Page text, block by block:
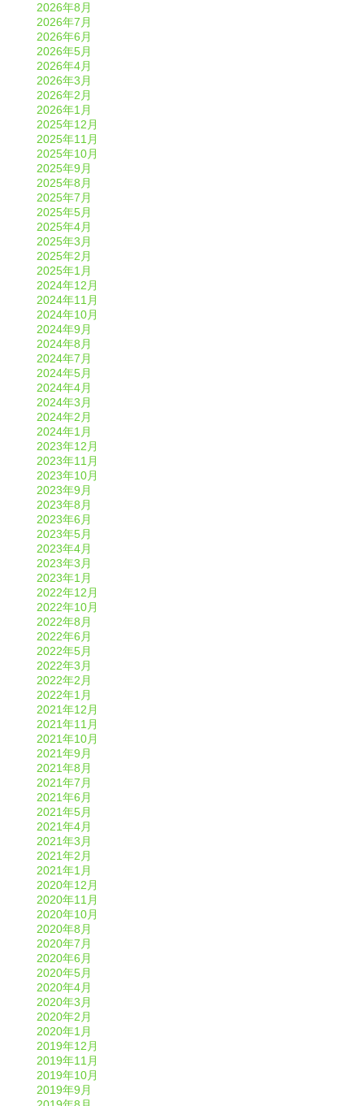
2026年8月
2026年7月
2026年6月
2026年5月
2026年4月
2026年3月
2026年2月
2026年1月
2025年12月
2025年11月
2025年10月
2025年9月
2025年8月
2025年7月
2025年5月
2025年4月
2025年3月
2025年2月
2025年1月
2024年12月
2024年11月
2024年10月
2024年9月
2024年8月
2024年7月
2024年5月
2024年4月
2024年3月
2024年2月
2024年1月
2023年12月
2023年11月
2023年10月
2023年9月
2023年8月
2023年6月
2023年5月
2023年4月
2023年3月
2023年1月
2022年12月
2022年10月
2022年8月
2022年6月
2022年5月
2022年3月
2022年2月
2022年1月
2021年12月
2021年11月
2021年10月
2021年9月
2021年8月
2021年7月
2021年6月
2021年5月
2021年4月
2021年3月
2021年2月
2021年1月
2020年12月
2020年11月
2020年10月
2020年8月
2020年7月
2020年6月
2020年5月
2020年4月
2020年3月
2020年2月
2020年1月
2019年12月
2019年11月
2019年10月
2019年9月